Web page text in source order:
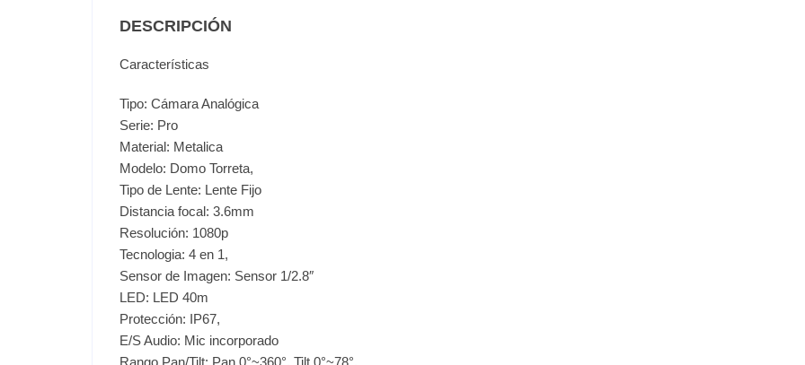
DESCRIPCIÓN
Características
Tipo: Cámara Analógica
Serie: Pro
Material: Metalica
Modelo: Domo Torreta,
Tipo de Lente: Lente Fijo
Distancia focal: 3.6mm
Resolución: 1080p
Tecnologia: 4 en 1,
Sensor de Imagen: Sensor 1/2.8″
LED: LED 40m
Protección: IP67,
E/S Audio: Mic incorporado
Rango Pan/Tilt: Pan 0°~360°, Tilt 0°~78°,